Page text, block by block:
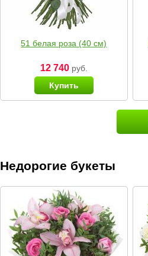
51 белая роза (40 см)
12 740руб.
Купить
Недорогие букеты